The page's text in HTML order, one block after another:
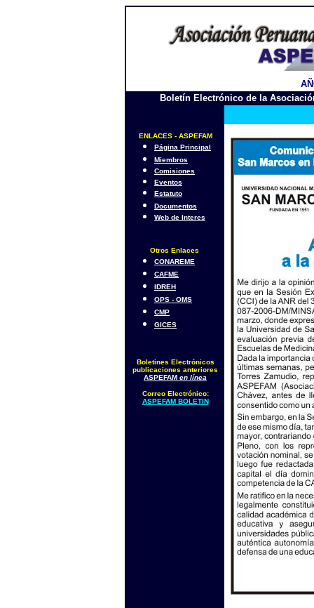
Boletín Electrónico de la
ENLACES - ASPEFAM
Página Principal
Miembros
Comisiones
Eventos
Estatuto
Documentos
Web de Interes
Otros Enlaces
CONAREME
CAFME
IDREH
OPS - OMS
CMP
GICES
Boletines Electrónicos
publicaciones anteriores
ASPEFAM en línea
Correo Electrónico:
ASPEFAM BOLETIN